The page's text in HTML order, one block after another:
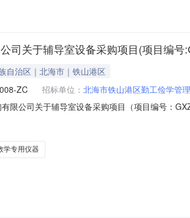
司关于辅导室设备采购项目(项目编
自治区｜北海市｜铁山港区
ZC 招标单位： 北海市铁山港区勤工俭学管
限公司关于辅导室设备采购项目（项目编号：
单吴德文、范春华、龙光德、庞国昕、周海（
学专用仪器